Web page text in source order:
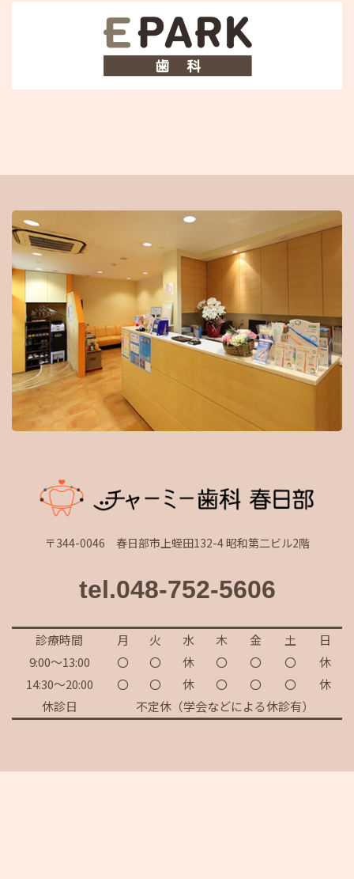
〒344-0046 春日部市上蛭田132-4 昭和第二ビル2階
tel.048-752-5606
診療時間 月 火 水 木 金 土
日
9:00～13:00
〇 〇 休 〇 〇 〇
休
14:30～20:00
〇 〇 休 〇 〇 〇
休
休診日
不定休（学会などによる休診有）